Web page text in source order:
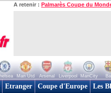
A retenir : Palmarès Coupe du
Man Utd Arsenal Liverpool ManCity
Etranger Coupe d'Europe Les